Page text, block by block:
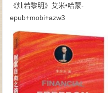
《灿若黎明》艾米•哈蒙-
epub+mobi+azw3